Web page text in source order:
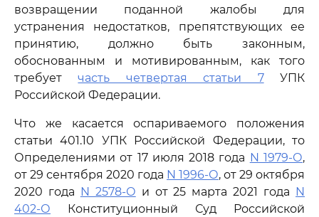
возвращении поданной жалобы для
устранения недостатков, препятствующих ее
принятию, должно быть законным,
обоснованным и мотивированным, как того
требуетчасть четвертая статьи 7УПК
Российской Федерации.
Что же касается оспариваемого положения
статьи 401.10 УПК Российской Федерации, то
Определениями от 17 июля 2018 года N 1979-О,
от 29 сентября 2020 года N 1996-О, от 29 октября
2020 года N 2578-О и от 25 марта 2021 года N
402-О Конституционный Суд Российской